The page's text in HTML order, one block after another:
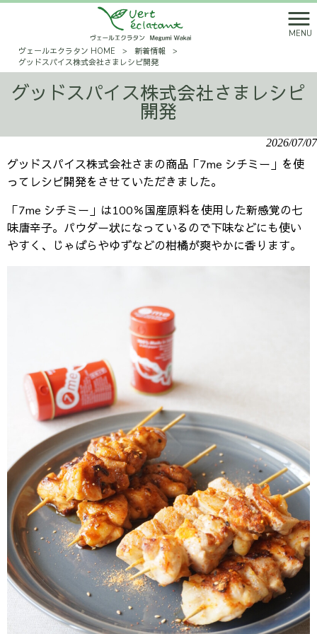
MENU
ヴェールエクラタン HOME
> 新着情報
>
グッドスパイス株式会社さまレシピ開発
グッドスパイス株式会社さまレシピ
開発
2026/07/07
グッドスパイス株式会社さまの商品「7me シチミー」を使
ってレシピ開発をさせていただきました。
「7me シチミー」は100％国産原料を使用した新感覚の七
味唐辛子。パウダー状になっているので下味などにも使い
やすく、じゃばらやゆずなどの柑橘が爽やかに香ります。